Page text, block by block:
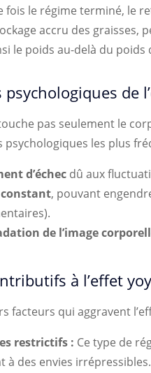
fois le régime terminé, le
accru des graisses,
le poids au-delà du poids
psychologiques de
pas seulement le
psychologiques les plus
d’échec dû aux
, pouvant
de l’image
à l’effet
facteurs qui aggravent
restrictifs : Ce type de
à des envies irrépressibles.